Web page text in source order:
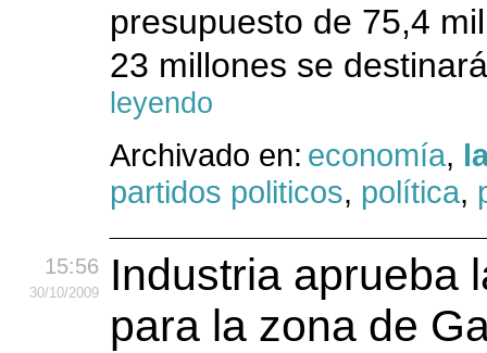
presupuesto de 75,4
23 millones se
leyendo
Archivado en: economía,
partidos politicos, política,
15:56
30/10/2009
Industria aprueba
para la zona de